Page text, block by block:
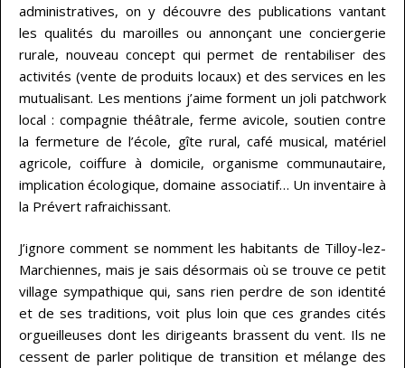
administratives, on y découvre des publications vantant
les qualités du maroilles ou annonçant une conciergerie
rurale, nouveau concept qui permet de rentabiliser des
activités (vente de produits locaux) et des services en les
mutualisant. Les mentions j’aime forment un joli patchwork
local : compagnie théâtrale, ferme avicole, soutien contre
la fermeture de l’école, gîte rural, café musical, matériel
agricole, coiffure à domicile, organisme communautaire,
implication écologique, domaine associatif… Un inventaire à
la Prévert rafraichissant.
J’ignore comment se nomment les habitants de Tilloy-lez-
Marchiennes, mais je sais désormais où se trouve ce petit
village sympathique qui, sans rien perdre de son identité
et de ses traditions, voit plus loin que ces grandes cités
orgueilleuses dont les dirigeants brassent du vent. Ils ne
cessent de parler politique de transition et mélange des